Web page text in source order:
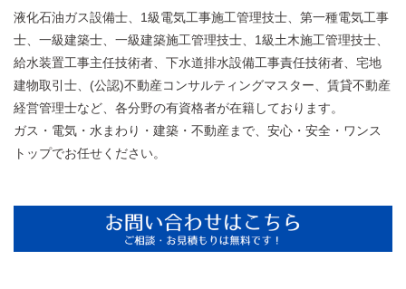
液化石油ガス設備士、1級電気工事施工管理技士、第一種電気工事
士、一級建築士、一級建築施工管理技士、1級土木施工管理技士、
給水装置工事主任技術者、下水道排水設備工事責任技術者、宅地
建物取引士、(公認)不動産コンサルティングマスター、賃貸不動産
経営管理士など、各分野の有資格者が在籍しております。
ガス・電気・水まわり・建築・不動産まで、安心・安全・ワンス
トップでお任せください。